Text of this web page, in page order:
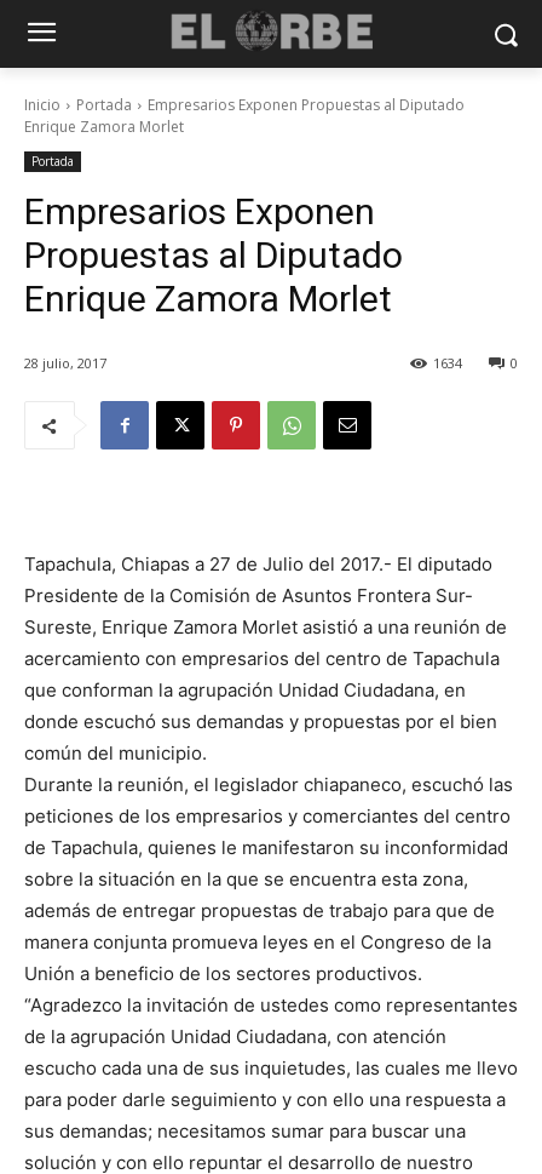
Inicio Portada
Empresarios Exponen Propuestas al Diputado
Enrique Zamora Morlet
Portada
Empresarios Exponen
Propuestas al Diputado
Enrique Zamora Morlet
28 julio, 2017 0
1634
Tapachula, Chiapas a 27 de Julio del 2017.- El diputado
Presidente de la Comisión de Asuntos Frontera Sur-
Sureste, Enrique Zamora Morlet asistió a una reunión de
acercamiento con empresarios del centro de Tapachula
que conforman la agrupación Unidad Ciudadana, en
donde escuchó sus demandas y propuestas por el bien
común del municipio.
Durante la reunión, el legislador chiapaneco, escuchó las
peticiones de los empresarios y comerciantes del centro
de Tapachula, quienes le manifestaron su inconformidad
sobre la situación en la que se encuentra esta zona,
además de entregar propuestas de trabajo para que de
manera conjunta promueva leyes en el Congreso de la
Unión a beneficio de los sectores productivos.
“Agradezco la invitación de ustedes como representantes
de la agrupación Unidad Ciudadana, con atención
escucho cada una de sus inquietudes, las cuales me llevo
para poder darle seguimiento y con ello una respuesta a
sus demandas; necesitamos sumar para buscar una
solución y con ello repuntar el desarrollo de nuestro